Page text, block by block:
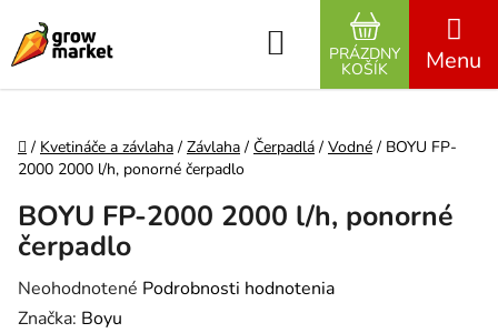
Hľadať
NÁKUPNÝ
PRÁZDNY
KOŠÍK
Domov
/ Kvetináče a závlaha / Závlaha / Čerpadlá / Vodné / BOYU FP-
2000 2000 l/h, ponorné čerpadlo
BOYU FP-2000 2000 l/h, ponorné
čerpadlo
Priemerné hodnotenie produktu je 0,0 z 5 hviezdičiek.
Neohodnotené Podrobnosti hodnotenia
Značka: Boyu